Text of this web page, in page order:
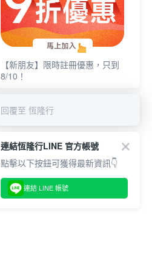
【新朋友】限時註冊優惠，只到
8/10！
回覆至 恆隆行
連結恆隆行LINE 官方帳號
點擊以下按鈕可獲得最新資訊👇
連結 LINE 帳號